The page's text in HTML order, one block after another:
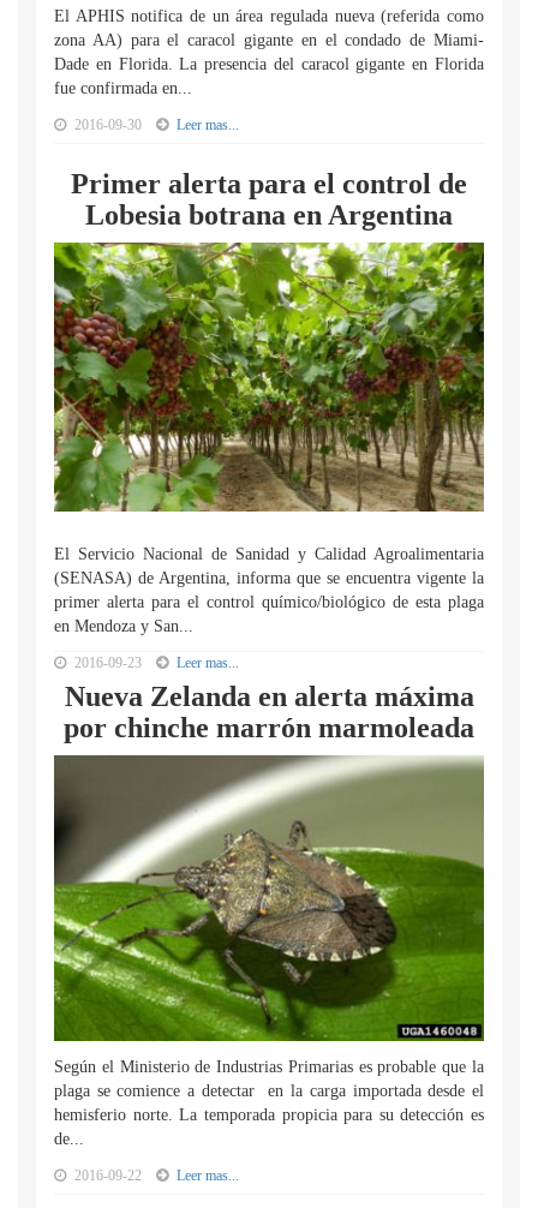
El APHIS notifica de un área regulada nueva (referida como
zona AA) para el caracol gigante en el condado de Miami-
Dade en Florida. La presencia del caracol gigante en Florida
fue confirmada en...
2016-09-30 Leer mas...
Primer alerta para el control de
Lobesia botrana en Argentina
El Servicio Nacional de Sanidad y Calidad Agroalimentaria
(SENASA) de Argentina, informa que se encuentra vigente la
primer alerta para el control químico/biológico de esta plaga
en Mendoza y San...
2016-09-23 Leer mas...
Nueva Zelanda en alerta máxima
por chinche marrón marmoleada
Según el Ministerio de Industrias Primarias es probable que la
plaga se comience a detectar en la carga importada desde el
hemisferio norte. La temporada propicia para su detección es
de...
2016-09-22 Leer mas...